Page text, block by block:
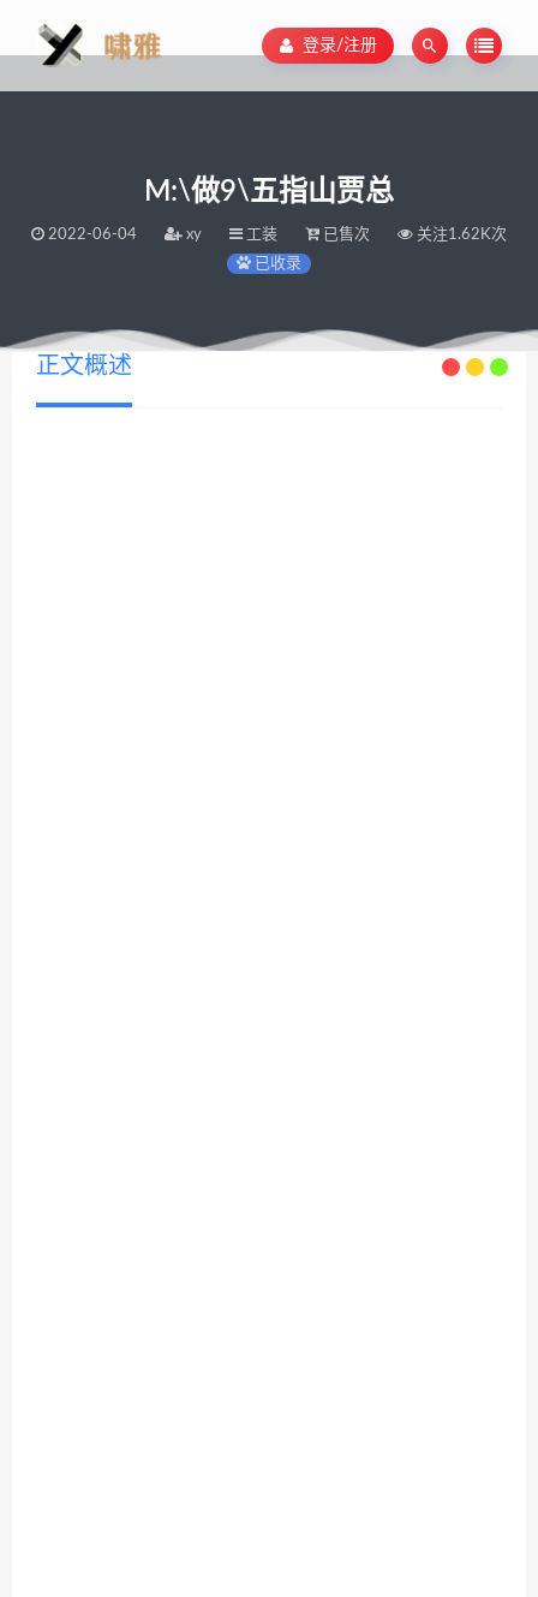
登录/注册
M:\做9\五指山贾总
2022-06-04 xy 工装 已售次
关注1.62K次
已收录
正文概述